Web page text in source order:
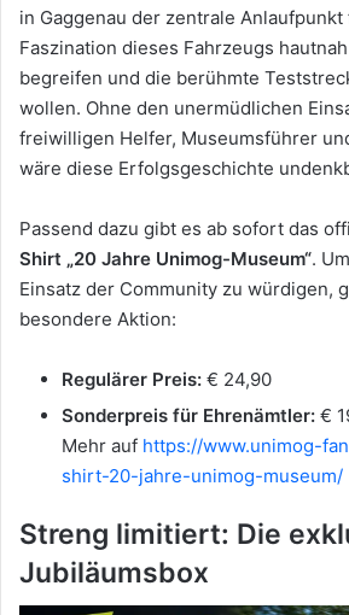
in Gaggenau der zentrale
Faszination dieses Fahrzeugs
begreifen und die berühmte
wollen. Ohne den unermüdlichen
freiwilligen Helfer, Museumsführer
wäre diese Erfolgsgeschichte
Passend dazu gibt es ab sofort das
Shirt „20 Jahre Unimog-Museum“.
Einsatz der Community zu würdigen,
besondere Aktion:
Regulärer Preis: € 24,90
Sonderpreis für Ehrenämtler: €
Mehr auf https://www.unimog-
shirt-20-jahre-unimog-museum/
Streng limitiert: Die
Jubiläumsbox